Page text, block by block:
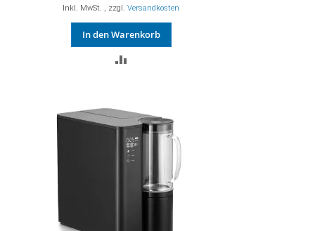
Inkl. MwSt. , zzgl.Versandkosten
In den Warenkorb